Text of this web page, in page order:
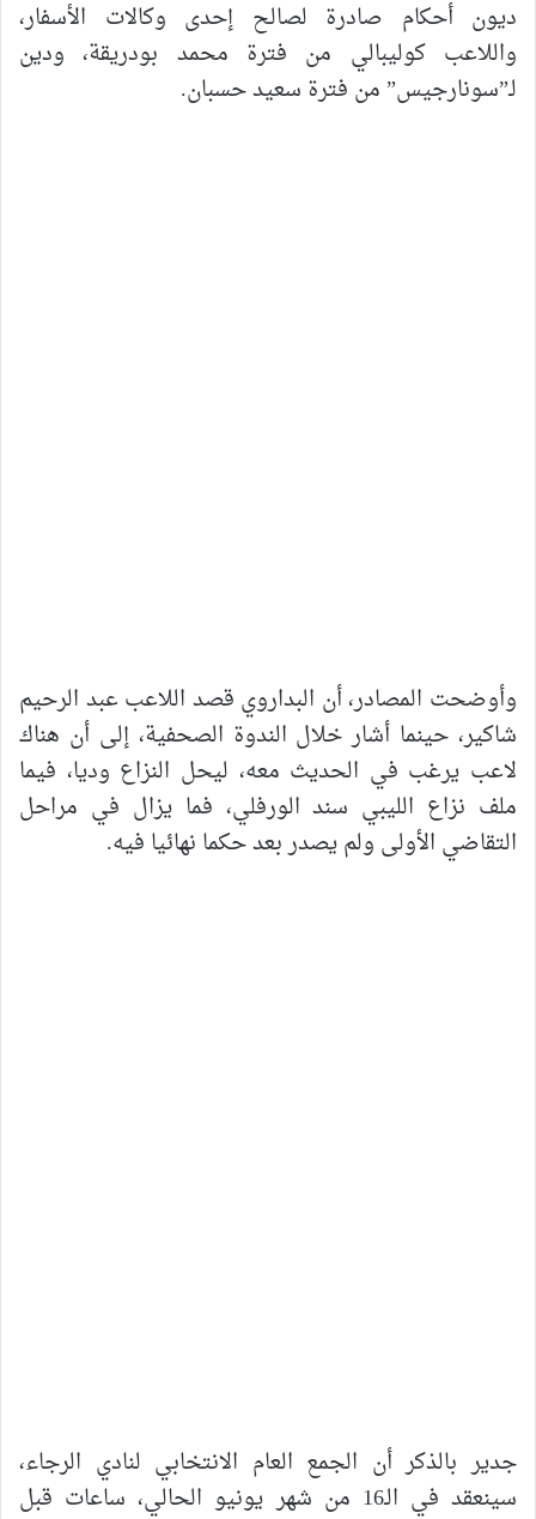
ديون أحكام صادرة لصالح إحدى وكالات الأسفار،
واللاعب كوليبالي من فترة محمد بودريقة، ودين
لـ”سونارجيس” من فترة سعيد حسبان.
وأوضحت المصادر، أن البداروي قصد اللاعب عبد الرحيم
شاكير، حينما أشار خلال الندوة الصحفية، إلى أن هناك
لاعب يرغب في الحديث معه، ليحل النزاع وديا، فيما
ملف نزاع الليبي سند الورفلي، فما يزال في مراحل
التقاضي الأولى ولم يصدر بعد حكما نهائيا فيه.
جدير بالذكر أن الجمع العام الانتخابي لنادي الرجاء،
سينعقد في الـ16 من شهر يونيو الحالي، ساعات قبل